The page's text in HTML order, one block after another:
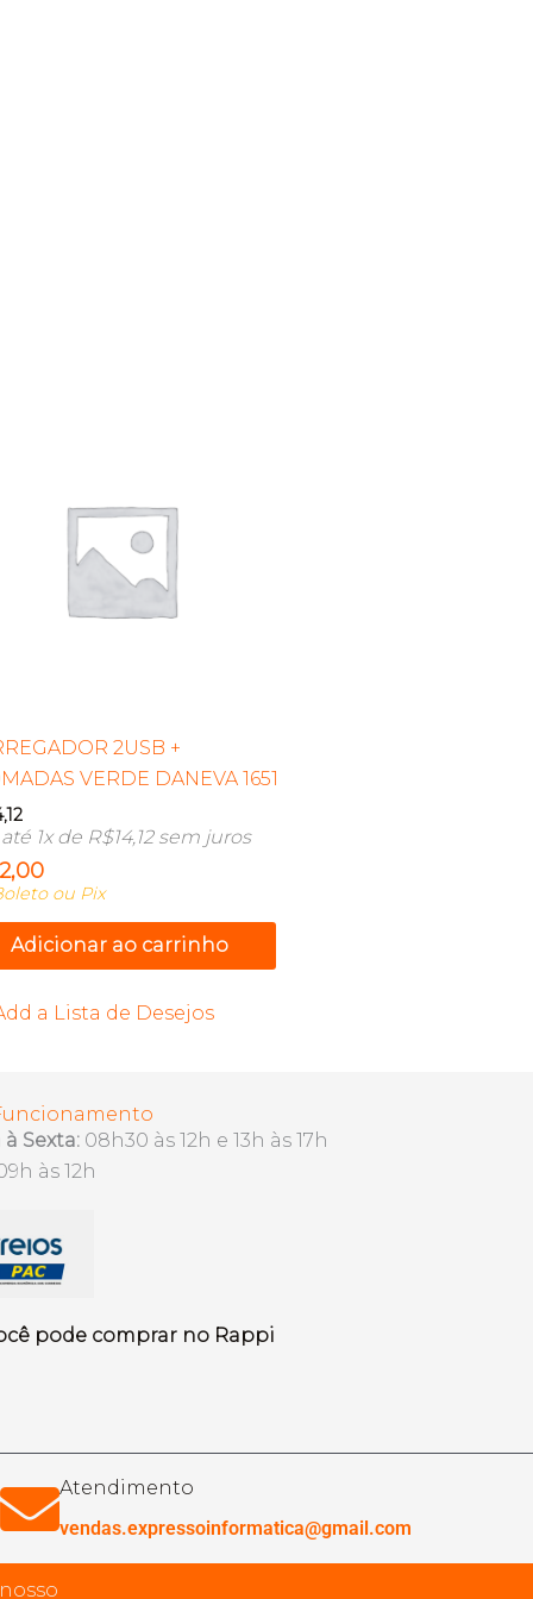
2USB +
VERDE DANEVA 1651
1x de R$14,12sem juros
ou Pix
Adicionar ao carrinho
a Lista de Desejos
Sexta: 08h30 às 12h e 13h às 17h
às 12h
pode comprar no Rappi
Atendimento
vendas.expressoinformatica@gmail.com